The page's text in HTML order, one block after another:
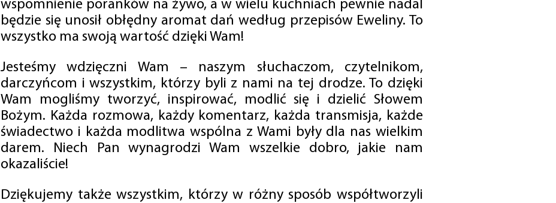
wspomnienie poranków na żywo, a w wielu kuchniach pewnie nadal
będzie się unosił obłędny aromat dań według przepisów Eweliny. To
wszystko ma swoją wartość dzięki Wam!
Jesteśmy wdzięczni Wam – naszym słuchaczom, czytelnikom,
darczyńcom i wszystkim, którzy byli z nami na tej drodze. To dzięki
Wam mogliśmy tworzyć, inspirować, modlić się i dzielić Słowem
Bożym. Każda rozmowa, każdy komentarz, każda transmisja, każde
świadectwo i każda modlitwa wspólna z Wami były dla nas wielkim
darem. Niech Pan wynagrodzi Wam wszelkie dobro, jakie nam
okazaliście!
Dziękujemy także wszystkim, którzy w różny sposób współtworzyli